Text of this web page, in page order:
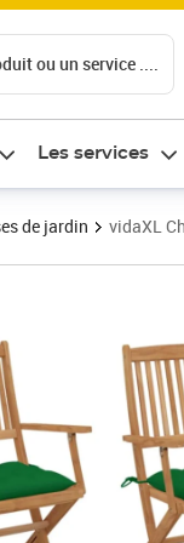
ou un service ....
Les services
de jardin vidaXL